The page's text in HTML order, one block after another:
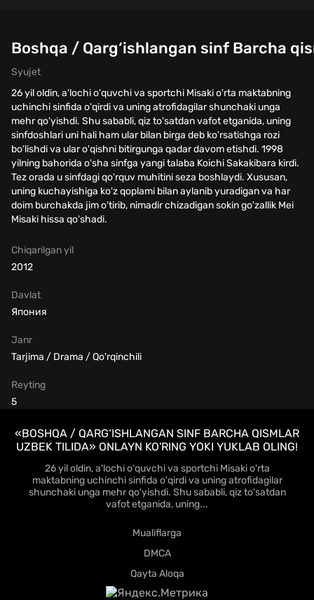
Boshqa / Qarg‘ishlangan sinf Barcha
Syujet
26 yil oldin, a'lochi o'quvchi va sportchi Misaki o'rta maktabning
uchinchi sinfida o'qirdi va uning atrofidagilar shunchaki unga
mehr qo'yishdi. Shu sababli, qiz to'satdan vafot etganida, uning
sinfdoshlari uni hali ham ular bilan birga deb ko'rsatishga rozi
bo'lishdi va ular o'qishni bitirgunga qadar davom etishdi. 1998
yilning bahorida o'sha sinfga yangi talaba Koichi Sakakibara kirdi.
Tez orada u sinfdagi qo'rquv muhitini seza boshlaydi. Xususan,
uning kuchayishiga ko'z qoplami bilan aylanib yuradigan va har
doim burchakda jim o'tirib, nimadir chizadigan sokin go'zallik Mei
Misaki hissa qo'shadi.
Chiqarilgan yil
2012
Janr
Tarjima / Drama / Qo'rqinchili
Davlat
Япония
Reyting
5
«BOSHQA / QARG‘ISHLANGAN SINF BARCHA QISMLAR
UZBEK TILIDA» ONLAYN KO'RING YOKI YUKLAB OLING!
26 yil oldin, a'lochi o'quvchi va sportchi Misaki o'rta
maktabning uchinchi sinfida o'qirdi va uning atrofidagilar
shunchaki unga mehr qo'yishdi. Shu sababli, qiz to'satdan
vafot etganida, uning...
Mualiflarga
DMCA
Qayta Aloqa